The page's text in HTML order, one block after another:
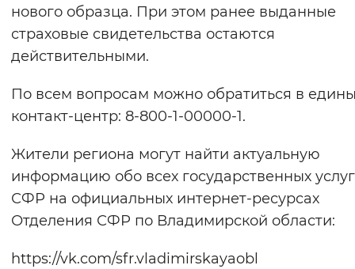
нового образца. При этом ранее выданные
страховые свидетельства остаются
действительными.
По всем вопросам можно обратиться в
контакт-центр: 8-800-1-00000-1.
Жители региона могут найти актуальную
информацию обо всех государственных
СФР на официальных интернет-ресурсах
Отделения СФР по Владимирской области:
https://vk.com/sfr.vladimirskayaobl